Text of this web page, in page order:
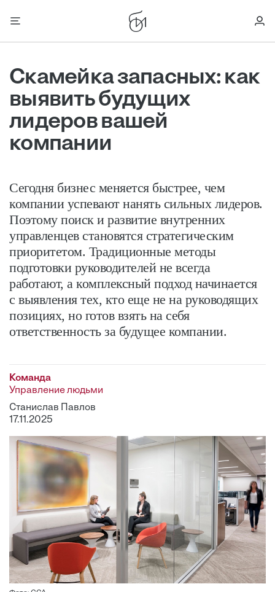
Скамейка запасных: как
выявить будущих
лидеров вашей
компании
Сегодня бизнес меняется быстрее, чем
компании успевают нанять сильных лидеров.
Поэтому поиск и развитие внутренних
управленцев становятся стратегическим
приоритетом. Традиционные методы
подготовки руководителей не всегда
работают, а комплексный подход начинается
с выявления тех, кто еще не на руководящих
позициях, но готов взять на себя
ответственность за будущее компании.
Команда
Управление людьми
Станислав Павлов
17.11.2025